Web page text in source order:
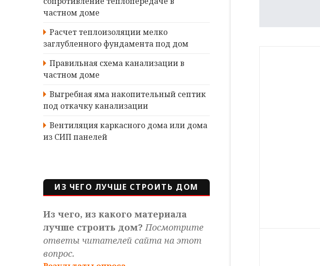
частном доме
Расчет теплоизоляции мелко
заглубленного фундамента под дом
Правильная схема канализации в
частном доме
Выгребная яма накопительный септик
под откачку канализации
Вентиляция каркасного дома или дома
из СИП панелей
ИЗ ЧЕГО ЛУЧШЕ СТРОИТЬ ДОМ
Из чего, из какого материала
лучше строить дом?Посмотрите
ответы читателей сайта на этот
вопрос.